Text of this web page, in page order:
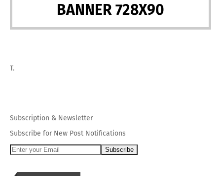
BANNER 728X90
T.
Subscription & Newsletter
Subscribe for New Post Notifications